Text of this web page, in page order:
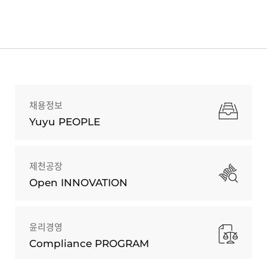
채용정보
Yuyu PEOPLE
제천공장
Open INNOVATION
윤리경영
Compliance PROGRAM